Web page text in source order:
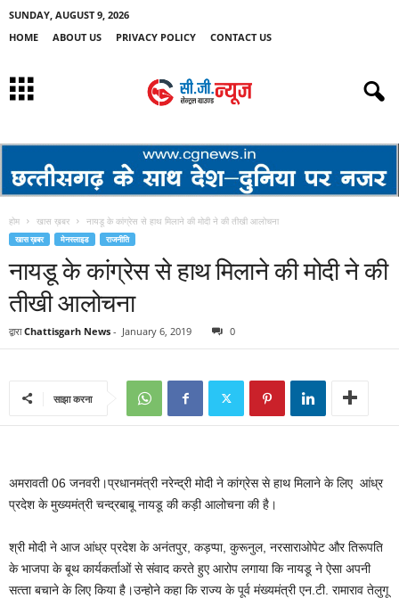
SUNDAY, AUGUST 9, 2026
HOME
ABOUT US PRIVACY POLICY CONTACT US
होम खास ख़बर नायडू के कांग्रेस से हाथ मिलाने की मोदी ने की तीखी आलोचना
खास ख़बर मेनस्लाइड राजनीति
नायडू के कांग्रेस से हाथ मिलाने की मोदी ने की
तीखी आलोचना
द्वारा Chattisgarh News - January 6, 2019 0
साझा करना
अमरावती 06 जनवरी।प्रधानमंत्री नरेन्‍द्री मोदी ने कांग्रेस से हाथ मिलाने के लिए आंध्र
प्रदेश के मुख्‍यमंत्री चन्‍द्रबाबू नायडू की कड़ी आलोचना की है।
श्री मोदी ने आज आंध्र प्रदेश के अनंतपुर, कड़प्‍पा, कुरूनुल, नरसाराओपेट और तिरूपति
के भाजपा के बूथ कार्यकर्ताओं से संवाद करते हुए आरोप लगाया कि नायडू ने ऐसा अपनी
सत्‍ता बचाने के लिए किया है।उन्होने कहा कि राज्‍य के पूर्व मंख्‍यमंत्री एन.टी. रामाराव तेलुगू